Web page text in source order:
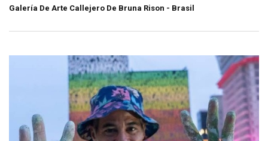
Galería De Arte Callejero De Bruna Rison - Brasil